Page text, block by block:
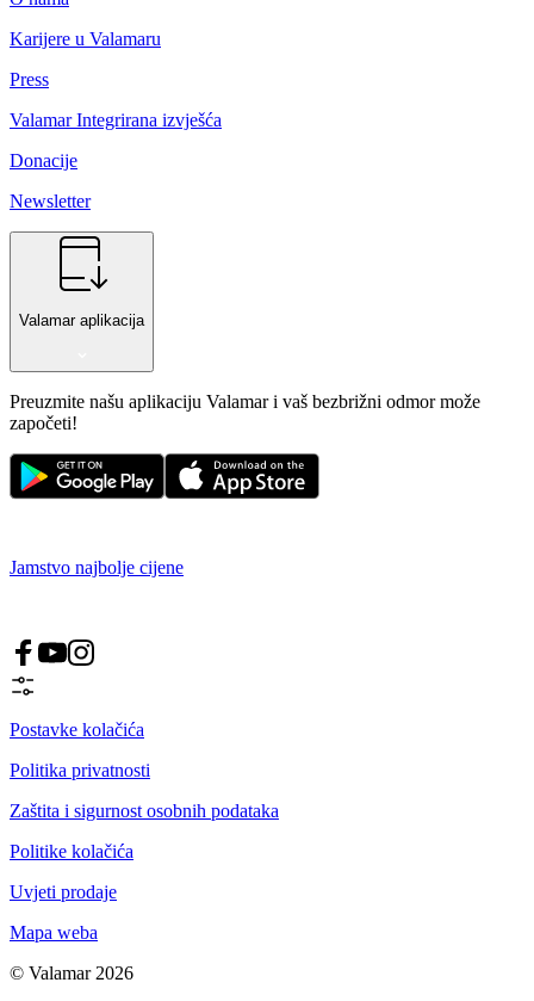
Karijere u Valamaru
Press
Valamar Integrirana izvješća
Donacije
Newsletter
Valamar aplikacija
Preuzmite našu aplikaciju Valamar i vaš bezbrižni odmor može
započeti!
Jamstvo najbolje cijene
Postavke kolačića
Politika privatnosti
Zaštita i sigurnost osobnih podataka
Politike kolačića
Uvjeti prodaje
Mapa weba
© Valamar 2026